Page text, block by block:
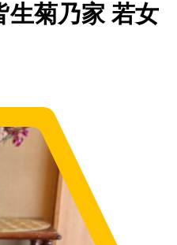
菊乃家 若女